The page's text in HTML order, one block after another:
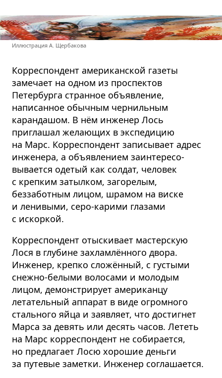
Иллюстрация А. Щербакова
Корреспондент американской газеты
замечает на одном из проспектов
Петербурга странное объявление,
написанное обычным чернильным
карандашом. В нём инженер Лось
приглашал желающих в экспедицию
на Марс. Корреспондент записывает адрес
инженера, а объявлением заинтере­со­
вывается одетый как солдат, человек
с крепким затылком, загорелым,
беззаботным лицом, шрамом на виске
и ленивыми, серо-карими глазами
с искоркой.
Корреспондент отыскивает мастерскую
Лося в глубине захламлённого двора.
Инженер, крепко сложённый, с густыми
снежно-белыми волосами и молодым
лицом, демонстрирует американцу
летательный аппарат в виде огромного
стального яйца и заявляет, что достигнет
Марса за девять или десять часов. Лететь
на Марс корреспондент не собирается,
но предлагает Лосю хорошие деньги
за путевые заметки. Инженер соглашается.